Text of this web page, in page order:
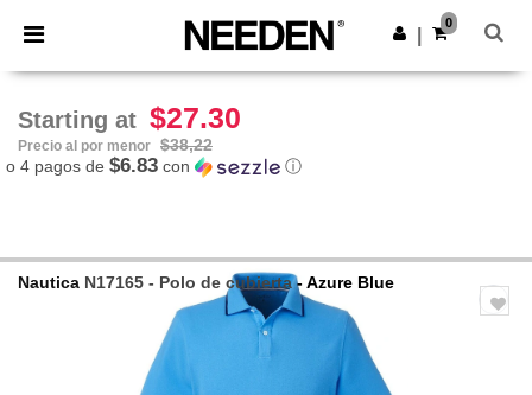
× App de Needen
¡Mejores precios en app!
Descargar app
0
Starting at $27.30
Precio al por menor $38,22
o 4 pagos de $6.83 con ⓘ
Nautica N17165 - Polo de cubierta- Azure Blue